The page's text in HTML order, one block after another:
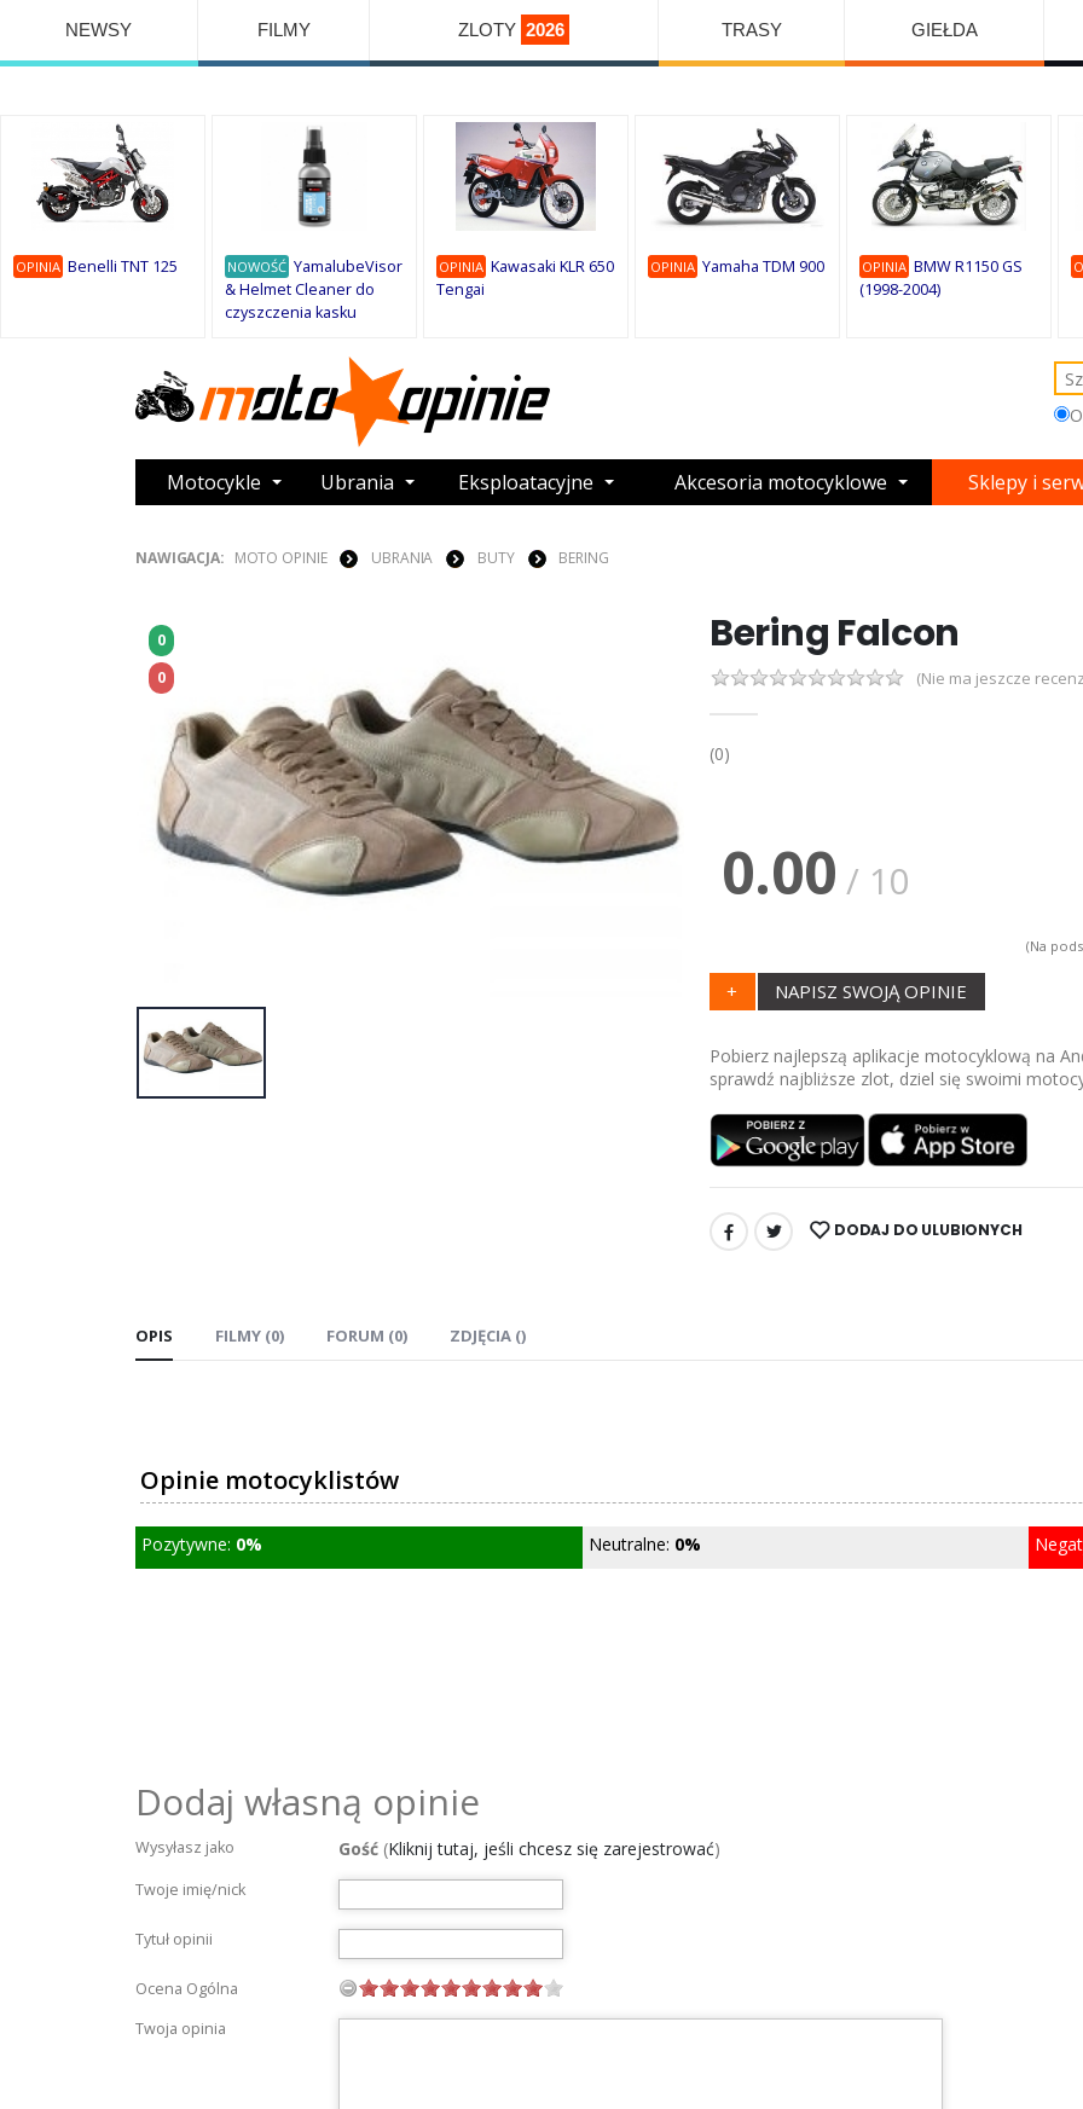
NEWSY FILMY ZLOTY 2026 TRASY GIEŁDA
OPINIA Benelli TNT 125 NOWOŚĆ YamalubeVisor
& Helmet Cleaner do
czyszczenia kasku
OPINIA Kawasaki KLR 650
Tengai
OPINIA Yamaha TDM 900 OPINIA BMW R1150 GS
(1998-2004)
Motocykle Ubrania Eksploatacyjne Akcesoria motocyklowe Sklepy i
NAWIGACJA: MOTO OPINIE UBRANIA BUTY BERING
0
0
Bering Falcon
(Nie ma jeszcze
(0)
0.00 / 10
(Na
+ NAPISZ SWOJĄ OPINIE
Pobierz najlepszą aplikacje motocyklową na
sprawdź najbliższe zlot, dziel się swoimi
UDOSTĘPNIJ: DODAJ DO ULUBIONYCH
OPIS FILMY (0) FORUM (0) ZDJĘCIA ()
Opinie motocyklistów
Pozytywne: 0% Neutralne: 0%
Dodaj własną opinie
Wysyłasz jako Gość (Kliknij tutaj, jeśli chcesz się zarejestrować)
Twoje imię/nick
Tytuł opinii
Ocena Ogólna
Twoja opinia